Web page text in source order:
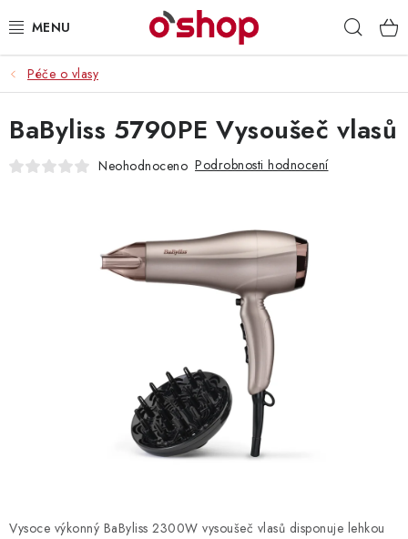
na
OSOBNÍ PÉČE
POTRAVINY
HRAČKY 🧸
ZACHRAŇTE PRODUKTY
Obchodní podmínky
Podmínky ochrany osobních údajů
Servis a reklamace
Péče o vlasy
Vysoce výkonný BaByliss 2300W vysoušeč vlasů disponuje lehkou
BaByliss 5790PE Vysoušeč vlasů
Neohodnoceno Podrobnosti hodnocení